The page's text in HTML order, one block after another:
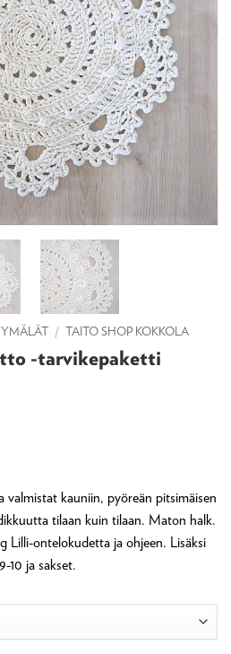
/ TAITO SHOP KOKKOLA
-tarvikepaketti
kauniin, pyöreän pitsimäisen
tilaan kuin tilaan. Maton halk.
Lilli-ontelokudetta ja ohjeen. Lisäksi
10 ja sakset.